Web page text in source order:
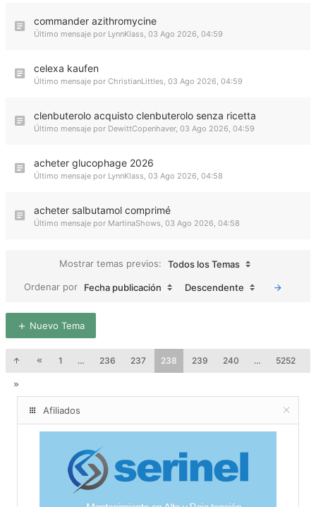
commander azithromycine
Último mensaje por LynnKlass, 03 Ago 2026, 04:59
celexa kaufen
Último mensaje por ChristianLittles, 03 Ago 2026, 04:59
clenbuterolo acquisto clenbuterolo senza ricetta
Último mensaje por DewittCopenhaver, 03 Ago 2026, 04:59
acheter glucophage 2026
Último mensaje por LynnKlass, 03 Ago 2026, 04:58
acheter salbutamol comprimé
Último mensaje por MartinaShows, 03 Ago 2026, 04:58
Mostrar temas previos:
Todos los Temas
Ordenar por
Fecha publicación Descendente
Nuevo Tema
1 … 236 237 238 239 240 … 5252
Afiliados